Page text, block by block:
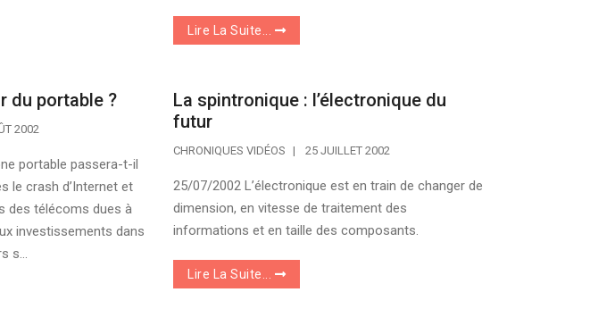
Lire La Suite...
du portable ?
2002
portable passera-t-il
le crash d’Internet et
des télécoms dues à
investissements dans
s...
La spintronique : l’électronique du
futur
CHRONIQUES VIDÉOS 25 JUILLET 2002
25/07/2002 L’électronique est en train de changer de
dimension, en vitesse de traitement des
informations et en taille des composants.
Lire La Suite...